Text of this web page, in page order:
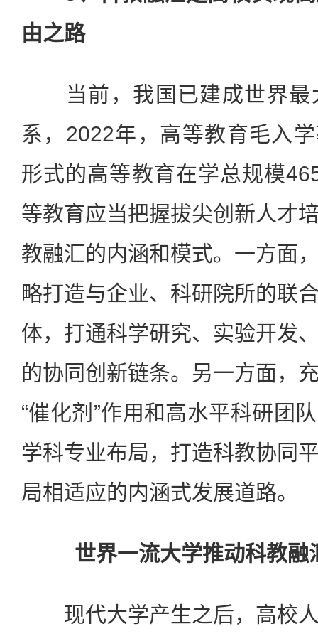
由之路
当前，我国已建成世界最
系，2022年，高等教育毛入
形式的高等教育在学总规模
等教育应当把握拔尖创新人才
教融汇的内涵和模式。一方面
略打造与企业、科研院所的联
体，打通科学研究、实验开发
的协同创新链条。另一方面，
“催化剂”作用和高水平科研团
学科专业布局，打造科教协同
局相适应的内涵式发展道路。
世界一流大学推动科教融
现代大学产生之后，高校人